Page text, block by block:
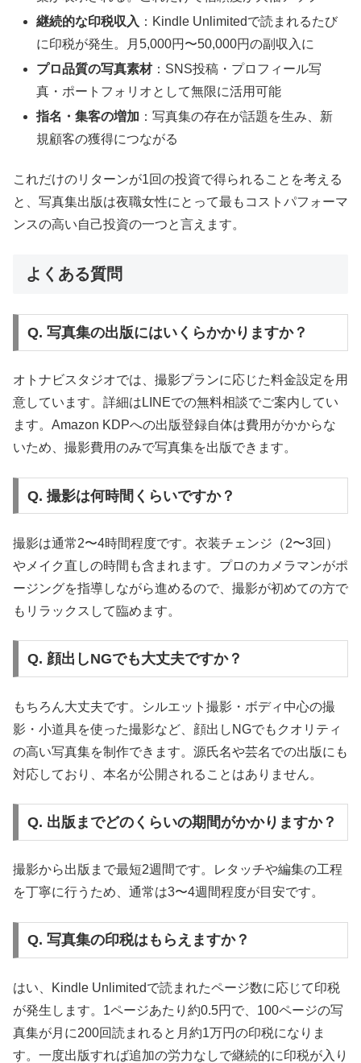
継続的な印税収入 ：Kindle Unlimitedで読まれるたび
に印税が発生。月5,000円〜50,000円の副収入に
プロ品質の写真素材：SNS投稿・プロフィール写
真・ポートフォリオとして無限に活用可能
指名・集客の増加 ：写真集の存在が話題を生み、新
規顧客の獲得につながる
これだけのリターンが1回の投資で得られることを考える
と、写真集出版は夜職女性にとって最もコストパフォーマ
ンスの高い自己投資の一つと言えます。
よくある質問
Q. 写真集の出版にはいくらかかりますか？
オトナビスタジオでは、撮影プランに応じた料金設定を用
意しています。詳細はLINEでの無料相談でご案内してい
ます。Amazon KDPへの出版登録自体は費用がかからな
いため、撮影費用のみで写真集を出版できます。
Q. 撮影は何時間くらいですか？
撮影は通常2〜4時間程度です。衣装チェンジ（2〜3回）
やメイク直しの時間も含まれます。プロのカメラマンがポ
ージングを指導しながら進めるので、撮影が初めての方で
もリラックスして臨めます。
Q. 顔出しNGでも大丈夫ですか？
もちろん大丈夫です。シルエット撮影・ボディ中心の撮
影・小道具を使った撮影など、顔出しNGでもクオリティ
の高い写真集を制作できます。源氏名や芸名での出版にも
対応しており、本名が公開されることはありません。
Q. 出版までどのくらいの期間がかかりますか？
撮影から出版まで最短2週間です。レタッチや編集の工程
を丁寧に行うため、通常は3〜4週間程度が目安です。
Q. 写真集の印税はもらえますか？
はい、Kindle Unlimitedで読まれたページ数に応じて印税
が発生します。1ページあたり約0.5円で、100ページの写
真集が月に200回読まれると月約1万円の印税になりま
す。一度出版すれば追加の労力なしで継続的に印税が入り